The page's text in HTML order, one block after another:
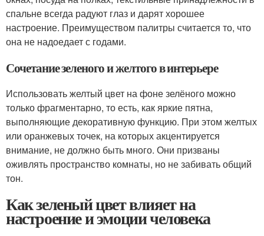
спальне всегда радуют глаз и дарят хорошее
настроение. Преимуществом палитры считается то, что
она не надоедает с годами.
Сочетание зеленого и желтого в интерьере
Использовать желтый цвет на фоне зелёного можно
только фрагментарно, то есть, как яркие пятна,
выполняющие декоративную функцию. При этом желтых
или оранжевых точек, на которых акцентируется
внимание, не должно быть много. Они призваны
оживлять пространство комнаты, но не забивать общий
тон.
Как зеленый цвет влияет на
настроение и эмоции человека